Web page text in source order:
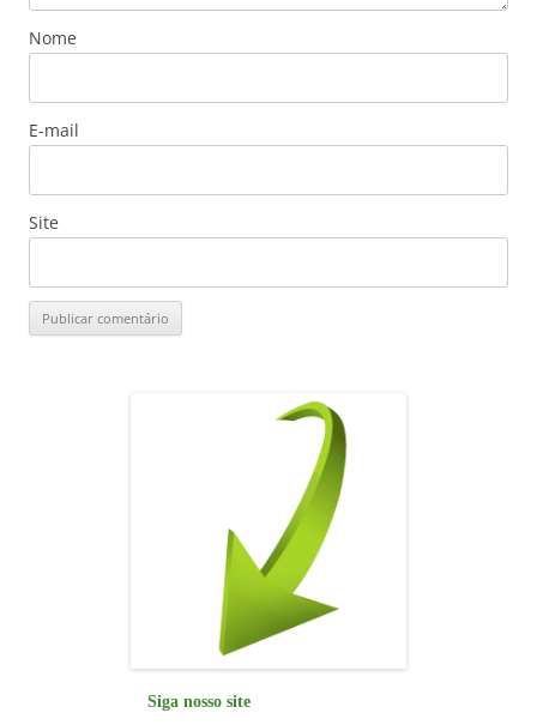
Nome
E-mail
Site
Siga nosso site